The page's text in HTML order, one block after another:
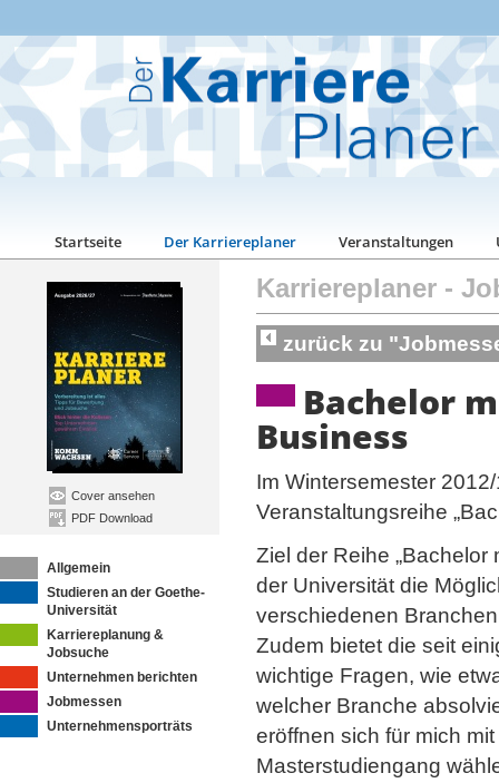
Startseite Der Karriereplaner Veranstaltungen
Cover ansehen
PDF Download
Allgemein
Studieren an der Goethe-
Universität
Karriereplanung &
Jobsuche
Unternehmen berichten
Jobmessen
Unternehmensporträts
Karriereplaner -
zurück zu
Bachelor
Business
Im Wintersemester
Veranstaltungsreihe
Ziel der Reihe
der Universität die
verschiedenen
Zudem bietet die seit
wichtige Fragen, wie
welcher Branche
eröffnen sich für mich
Masterstudiengang